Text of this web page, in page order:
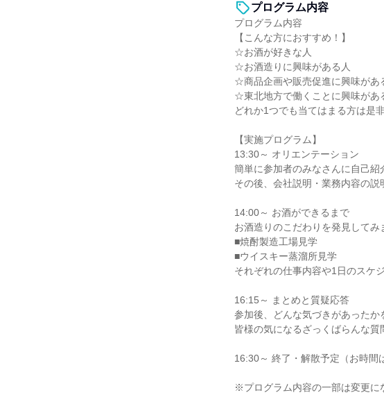
プログラム内容
プログラム内容
【こんな方におすすめ！】
☆お酒が好きな人
☆お酒造りに興味がある人
☆商品企画や販売促進に興味があ
☆東北地方で働くことに興味があ
どれか1つでも当てはまる方は是
【実施プログラム】
13:30～ オリエンテーション
簡単に参加者のみなさんに自己紹
その後、会社説明・業務内容の説
14:00～ お酒ができるまで
お酒造りのこだわりを発見してみ
■焼酎製造工場見学
■ウイスキー蒸溜所見学
それぞれの仕事内容や1日のスケ
16:15～ まとめと質疑応答
参加後、どんな気づきがあったか
皆様の気になるざっくばらんな質
16:30～ 終了・解散予定（お時間
※プログラム内容の一部は変更に